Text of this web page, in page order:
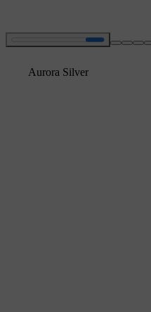
Aurora Silver